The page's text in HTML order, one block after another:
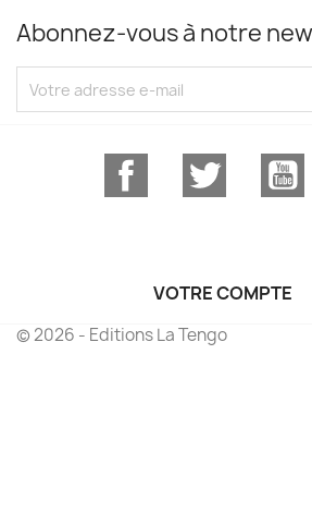
Abonnez-vous à notre
Facebook Twitter
VOTRE COMPTE
© 2026 - Editions La Tengo